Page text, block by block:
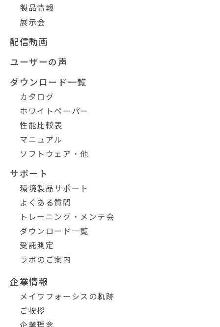
製品情報
展示会
配信動画
ユーザーの声
ダウンロード一覧
カタログ
ホワイトペーパー
性能比較表
マニュアル
ソフトウェア・他
サポート
環境製品サポート
よくある質問
トレーニング・メンテ会
ダウンロード一覧
受託測定
ラボのご案内
企業情報
メイワフォーシスの軌跡
ご挨拶